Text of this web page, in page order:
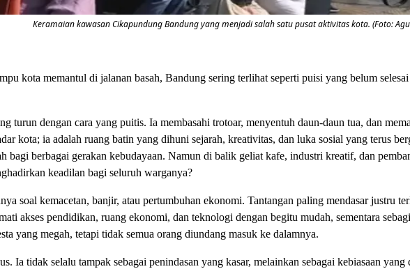
Keramaian kawasan Cikapundung Bandung yang menjadi salah satu pusat aktivitas kota. (Foto:
kota memantul di jalanan basah, Bandung sering terlihat seperti puisi yang belum
turun dengan cara yang puitis. Ia membasahi trotoar, menyentuh daun-daun tua, dan
kota; ia adalah ruang batin yang dihuni sejarah, kreativitas, dan luka sosial yang terus
bagi berbagai gerakan kebudayaan. Namun di balik geliat kafe, industri kreatif, dan
keadilan bagi seluruh warganya?
soal kemacetan, banjir, atau pertumbuhan ekonomi. Tantangan paling mendasar justru
akses pendidikan, ruang ekonomi, dan teknologi dengan begitu mudah, sementara
yang megah, tetapi tidak semua orang diundang masuk ke dalamnya.
Ia tidak selalu tampak sebagai penindasan yang kasar, melainkan sebagai kebiasaan